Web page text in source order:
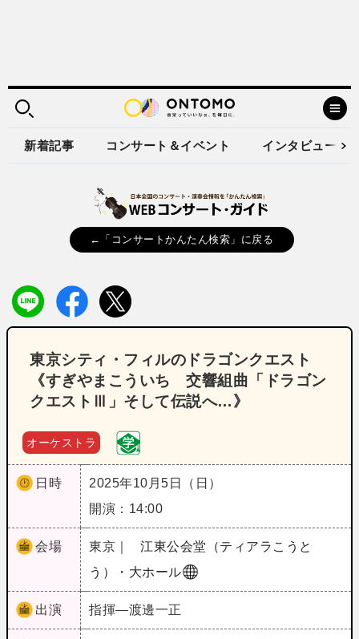
新着記事 コンサート＆イベント インタビュー
←「コンサートかんたん検索」に戻る
東京シティ・フィルのドラゴンクエスト
《すぎやまこういち 交響組曲「ドラゴン
クエストⅢ」そして伝説へ…》
オーケストラ
日時
2025年10月5日（日）
開演：14:00
会場 東京｜
江東公会堂（ティアラこうと
う）・大ホール
出演 指揮―渡邊一正